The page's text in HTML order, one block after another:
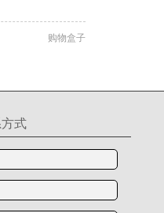
购物盒子
式